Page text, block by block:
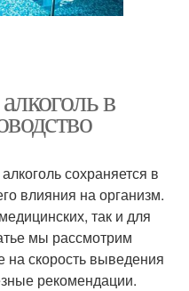
в
сохраняется в
влияния на организм.
так и для
мы рассмотрим
скорость выведения
рекомендации.